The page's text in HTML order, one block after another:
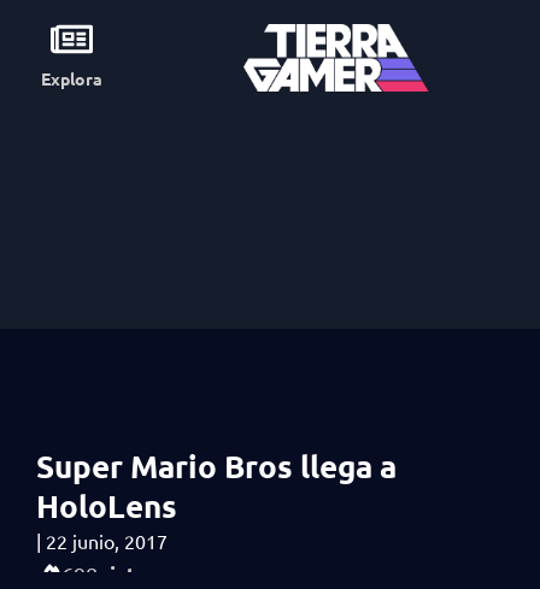
Explora
Super Mario Bros llega a
HoloLens
| 22 junio, 2017
698 vistas